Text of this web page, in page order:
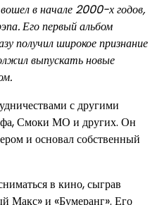
в начале 2000-х годов,
Его первый альбом
получил широкое признание
выпускать новые
с другими
Смоки МО и других. Он
и основал собственный
в кино, сыграв
Макс» и «Бумеранг». Его